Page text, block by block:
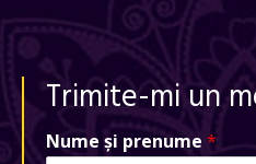
Trimite-mi un
Nume și prenume *